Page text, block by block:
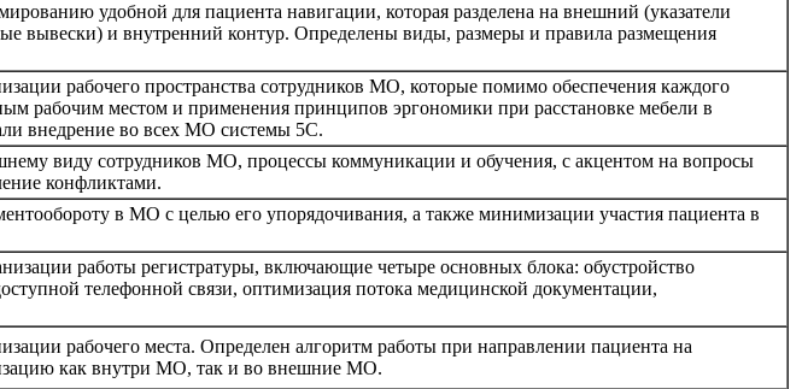
удобной для пациента навигации, которая разделена на внешний (указатели
вывески) и внутренний контур. Определены виды, размеры и правила размещения
рабочего пространства сотрудников МО, которые помимо обеспечения каждого
рабочим местом и применения принципов эргономики при расстановке мебели в
внедрение во всех МО системы 5С.
виду сотрудников МО, процессы коммуникации и обучения, с акцентом на вопросы
конфликтами.
в МО с целью его упорядочивания, а также минимизации участия пациента в
работы регистратуры, включающие четыре основных блока: обустройство
телефонной связи, оптимизация потока медицинской документации,
рабочего места. Определен алгоритм работы при направлении пациента на
как внутри МО, так и во внешние МО.